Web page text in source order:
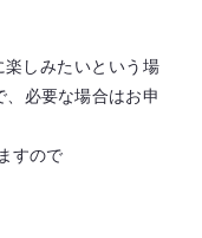
しみたいという場
、必要な場合はお申
すので